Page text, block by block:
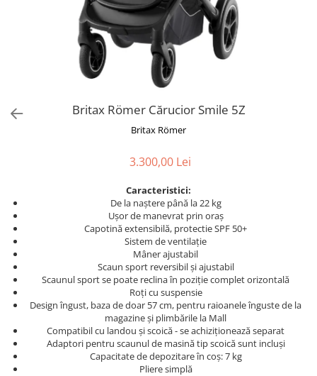
Britax Römer Cărucior Smile 5Z
Britax Römer
3.300,00 Lei
Caracteristici:
De la naștere până la 22 kg
Ușor de manevrat prin oraș
Capotină extensibilă, protectie SPF 50+
Sistem de ventilație
Mâner ajustabil
Scaun sport reversibil și ajustabil
Scaunul sport se poate reclina în poziție complet orizontală
Roți cu suspensie
Design îngust, baza de doar 57 cm, pentru raioanele înguste de la
magazine și plimbările la Mall
Compatibil cu landou și scoică - se achiziționează separat
Adaptori pentru scaunul de masină tip scoică sunt incluși
Capacitate de depozitare în coș: 7 kg
Pliere simplă